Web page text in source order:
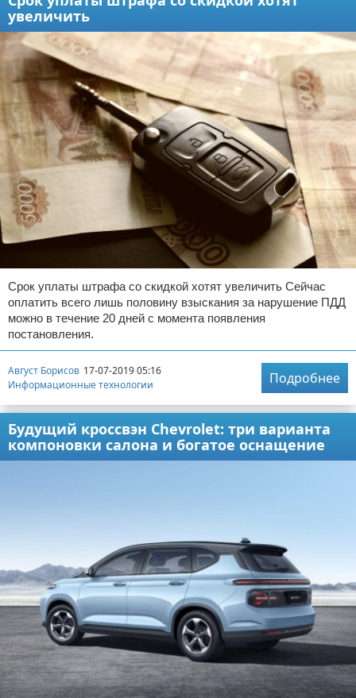
увеличить
Срок уплаты штрафа со скидкой хотят увеличить Сейчас
оплатить всего лишь половину взыскания за нарушение ПДД
можно в течение 20 дней с момента появления
постановления.
Август Борисов 17-07-2019 05:16
Информационные технологии
Подробнее
Будущий кроссвэн Chevrolet: три варианта
компоновки салона и богатое оснащение